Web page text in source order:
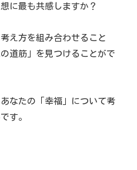
に最も共感しますか？
え方を組み合わせること
道筋」を見つけることがで
なたの「幸福」について考
す。